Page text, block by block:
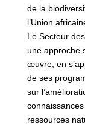
de la
l’Union
Le Secteur
une approche
œuvre, en
de ses
sur
ressources